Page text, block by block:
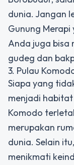
dunia. Jangan
Gunung
Anda juga bisa
gudeg dan
3. Pulau
Siapa yang
menjadi
Komodo
merupakan
dunia. Selain
menikmati